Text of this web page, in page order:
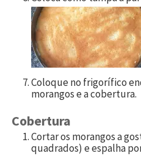
Coloque no frigorífico
morangos e a cobertura.
Cobertura
Cortar os morangos a
quadrados) e espalha